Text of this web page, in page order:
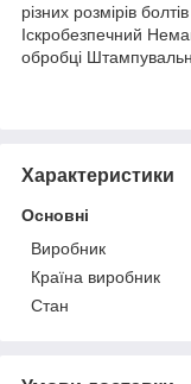
різних розмірів
Іскробезпечний
обробці
Характеристики
Основні
Виробник
Країна виробник
Стан